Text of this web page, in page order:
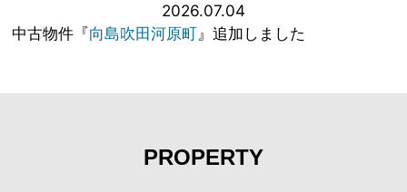
2026.07.04
中古物件『向島吹田河原町』追加しました
PROPERTY